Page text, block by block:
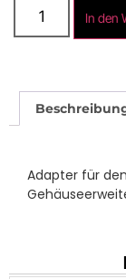
In den
Adapter für